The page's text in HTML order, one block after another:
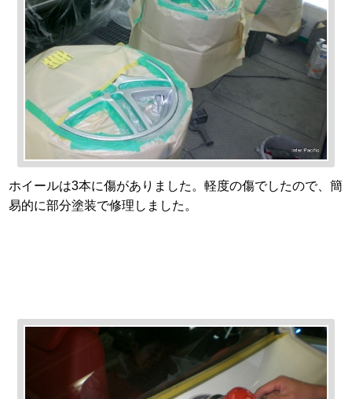
ホイールは3本に傷がありました。軽度の傷でしたので、簡
易的に部分塗装で修理しました。